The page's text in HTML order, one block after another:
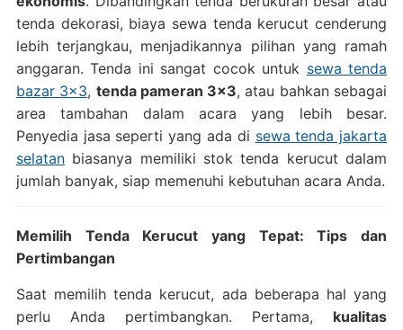
tenda dekorasi, biaya sewa tenda kerucut cenderung
lebih terjangkau, menjadikannya pilihan yang ramah
anggaran. Tenda ini sangat cocok untuk sewa tenda
bazar 3×3, tenda pameran 3×3, atau bahkan sebagai
area tambahan dalam acara yang lebih besar.
Penyedia jasa seperti yang ada di sewa tenda jakarta
selatanbiasanya memiliki stok tenda kerucut dalam
jumlah banyak, siap memenuhi kebutuhan acara Anda.
Memilih Tenda Kerucut yang Tepat: Tips dan
Pertimbangan
Saat memilih tenda kerucut, ada beberapa hal yang
perlu Anda pertimbangkan. Pertama, kualitas